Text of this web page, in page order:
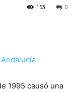
0
153
1995 causó una